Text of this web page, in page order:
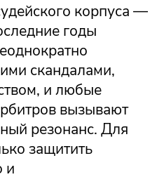
корпуса —
годы
скандалами,
и любые
вызывают
резонанс. Для
защитить
и